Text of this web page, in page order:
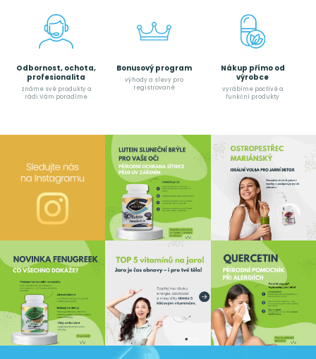
Odbornost, ochota,
profesionalita
známe své produkty a
rádi Vám poradíme
Bonusový program
výhody a slevy pro
registrované
Nákup přímo od
výrobce
vyrábíme poctívé a
funkční produkty